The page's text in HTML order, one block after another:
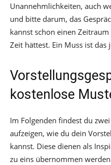
Unannehmlichkeiten, auch
und bitte darum, das
kannst schon einen
Zeit hättest. Ein Muss ist das
kostenlose
Im Folgenden findest du
aufzeigen, wie du dein
kannst. Diese dienen als
zu eins übernommen